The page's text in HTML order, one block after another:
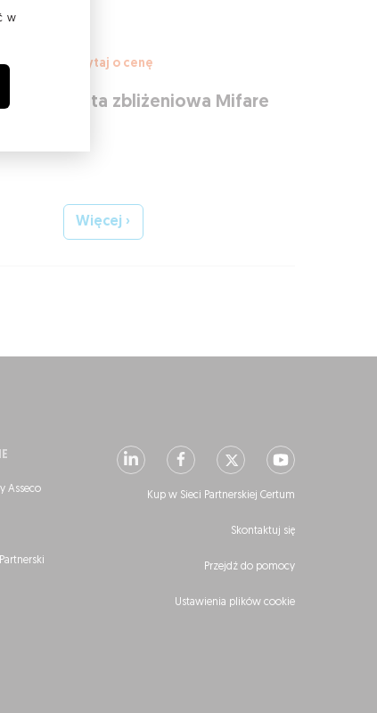
Zapytaj o cenę
Karta zbliżeniowa Mifare
Więcej ›
Asseco
Kup w Sieci Partnerskiej Certum
Skontaktuj się
Przejdź do pomocy
Ustawienia plików cookie
w